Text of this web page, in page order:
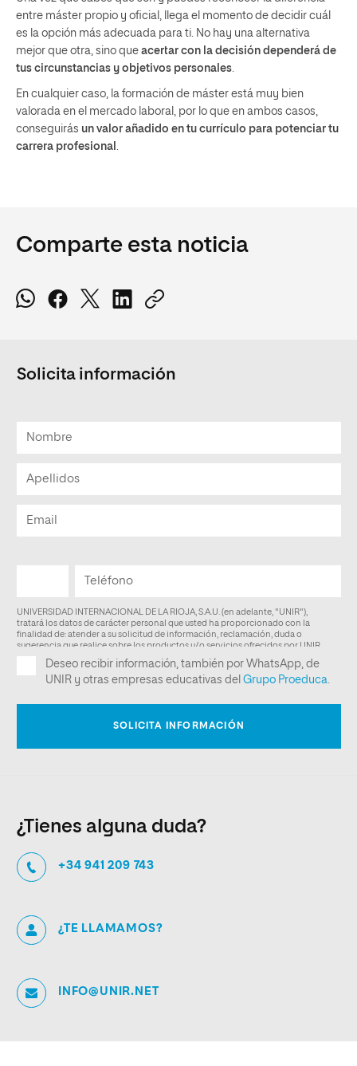
entre máster propio y oficial, llega el momento de decidir cuál
es la opción más adecuada para ti. No hay una alternativa
mejor que otra, sino que acertar con la decisión dependerá de
tus circunstancias y objetivos personales
En cualquier caso, la formación de máster está muy bien
valorada en el mercado laboral, por lo que en ambos casos,
conseguirás un valor añadido en tu currículo para potenciar tu
carrera profesional
Comparte esta noticia
Solicita información
¿Tienes alguna duda?
+34 941 209 743
¿TE LLAMAMOS?
INFO@UNIR.NET